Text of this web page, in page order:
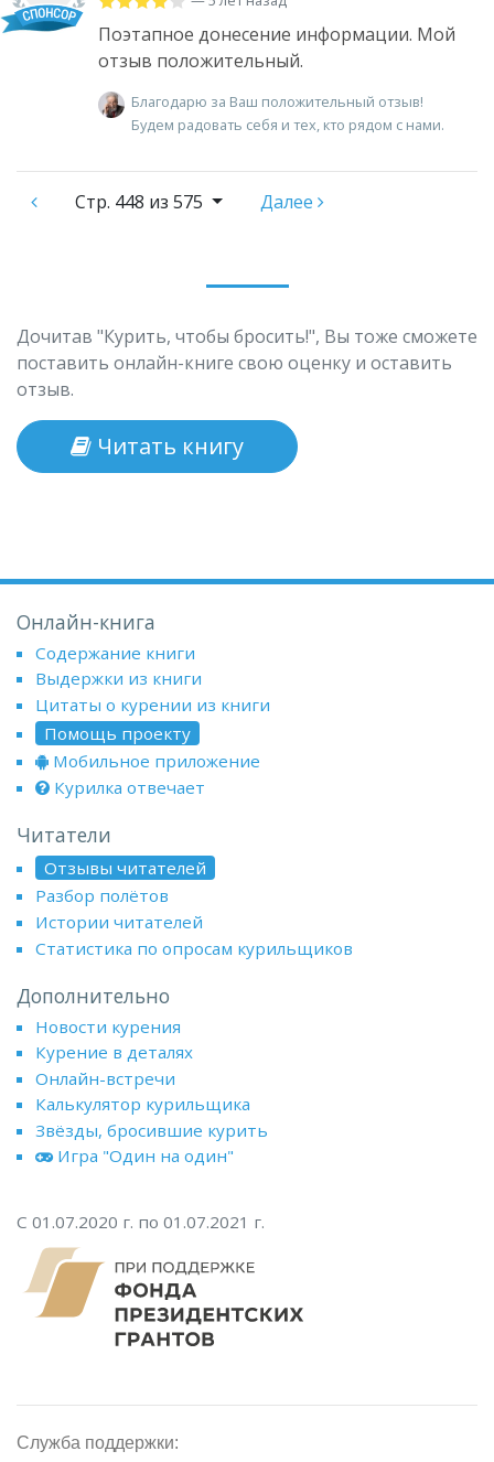
Поэтапное донесение информации. Мой
отзыв положительный.
Благодарю за Ваш положительный отзыв!
Будем радовать себя и тех, кто рядом с нами.
Стр. 448 из 575 Далее
Дочитав "Курить, чтобы бросить!", Вы тоже сможете
поставить онлайн-книге свою оценку и оставить
отзыв.
Читать книгу
Онлайн-книга
Содержание книги
Выдержки из книги
Цитаты о курении из книги
Помощь проекту
Мобильное приложение
Курилка отвечает
Читатели
Отзывы читателей
Разбор полётов
Истории читателей
Статистика по опросам курильщиков
Дополнительно
Новости курения
Курение в деталях
Онлайн-встречи
Калькулятор курильщика
Звёзды, бросившие курить
Игра "Один на один"
С 01.07.2020 г. по 01.07.2021 г.
Служба поддержки: